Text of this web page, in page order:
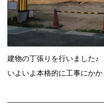
建物の丁張りを行いました♪
いよいよ本格的に工事にかか